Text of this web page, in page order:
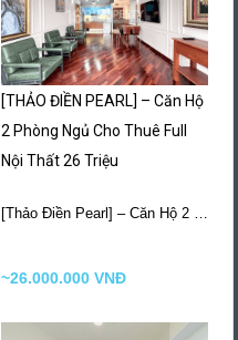
More Details
[THẢO ĐIỀN PEARL] – Căn Hộ
2 Phòng Ngủ Cho Thuê Full
Nội Thất 26 Triệu
~26.000.000 VNĐ